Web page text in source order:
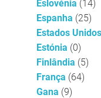
Eslovénia (14)
Espanha (25)
Estados Unidos
Estónia (0)
Finlândia (5)
França (64)
Gana (9)